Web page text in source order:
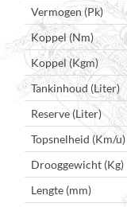
Vermogen (Pk)
Koppel (Nm)
Koppel (Kgm)
Tankinhoud (Liter)
Reserve (Liter)
Topsnelheid (Km/u)
Drooggewicht (Kg)
Lengte (mm)